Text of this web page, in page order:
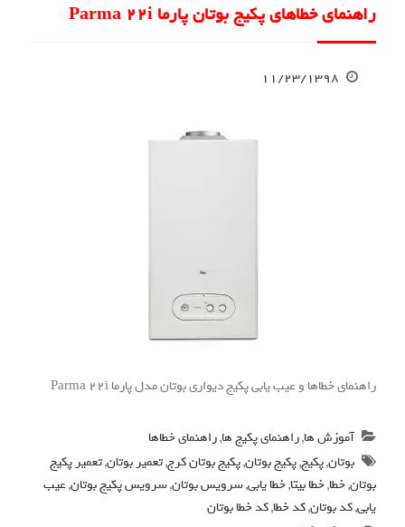
راهنمای خطاهای پکیج بوتان پارما Parma 22i
۱۱/۲۳/۱۳۹۸
راهنمای خطاها و عیب یابی پکیج دیواری بوتان مدل پارما Parma 22i
آموزش ها,راهنمای پکیج ها,راهنمای خطاها
بوتان,پکیج,پکیج بوتان,پکیج بوتان کرج,تعمیر بوتان,تعمیر پکیج
بوتان,خطا,خطا بیتا,خطا یابی,سرویس بوتان,سرویس پکیج بوتان,عیب
یابی,کد بوتان,کد خطا,کد خطا بوتان